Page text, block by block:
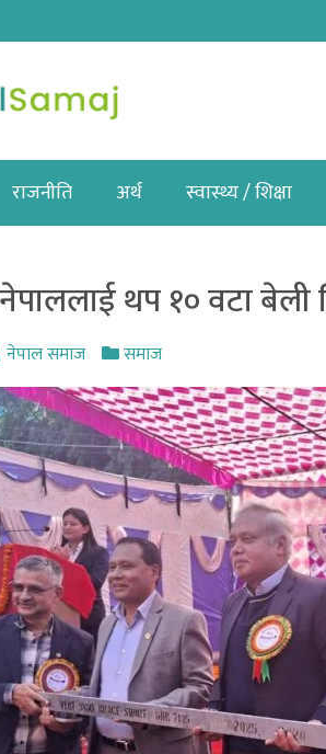
राजनीति अर्थ स्वास्थ्य / शिक्षा
थप १० वटा बेली
नेपाल समाज समाज